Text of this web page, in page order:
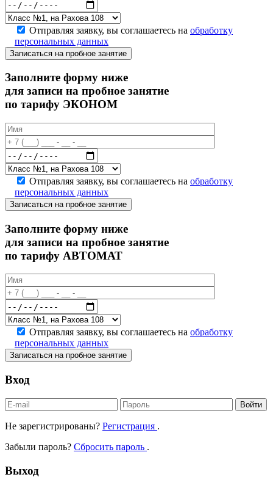
Отправляя заявку, вы соглашаетесь на обработку
персональных данных
Записаться на пробное занятие
Заполните форму ниже
для записи на пробное занятие
по тарифу ЭКОНОМ
Отправляя заявку, вы соглашаетесь на обработку
персональных данных
Записаться на пробное занятие
Заполните форму ниже
для записи на пробное занятие
по тарифу АВТОМАТ
Отправляя заявку, вы соглашаетесь на обработку
персональных данных
Записаться на пробное занятие
Вход
Войти
Не зарегистрированы? Регистрация .
Забыли пароль? Сбросить пароль .
Выход